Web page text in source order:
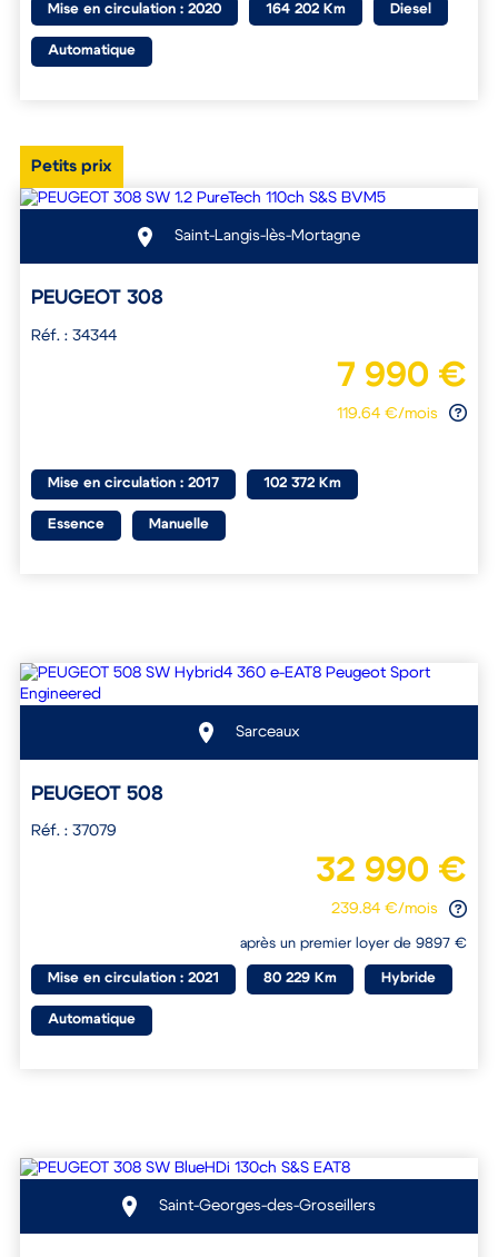
Mise en circulation : 2020 164 202 Km Diesel
Automatique
Petits prix
Saint-Langis-lès-Mortagne
PEUGEOT 308
Réf. : 34344
7 990 €
119.64 €/mois
Mise en circulation : 2017 102 372 Km
Essence Manuelle
Sarceaux
PEUGEOT 508
Réf. : 37079
32 990 €
239.84 €/mois
après un premier loyer de 9897 €
Mise en circulation : 2021 80 229 Km Hybride
Automatique
Saint-Georges-des-Groseillers